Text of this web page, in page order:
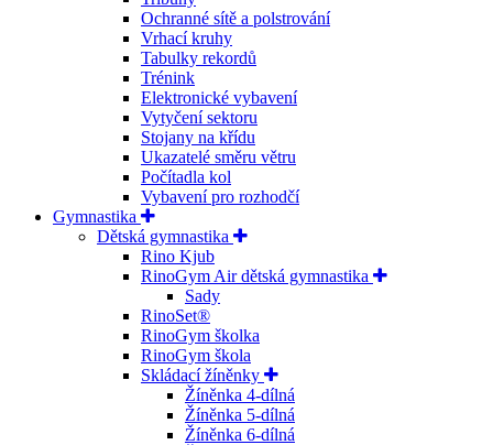
Ochranné sítě a polstrování
Vrhací kruhy
Tabulky rekordů
Trénink
Elektronické vybavení
Vytyčení sektoru
Stojany na křídu
Ukazatelé směru větru
Počítadla kol
Vybavení pro rozhodčí
Gymnastika
Dětská gymnastika
Rino Kjub
RinoGym Air dětská gymnastika
Sady
RinoSet®
RinoGym školka
RinoGym škola
Skládací žíněnky
Žíněnka 4-dílná
Žíněnka 5-dílná
Žíněnka 6-dílná